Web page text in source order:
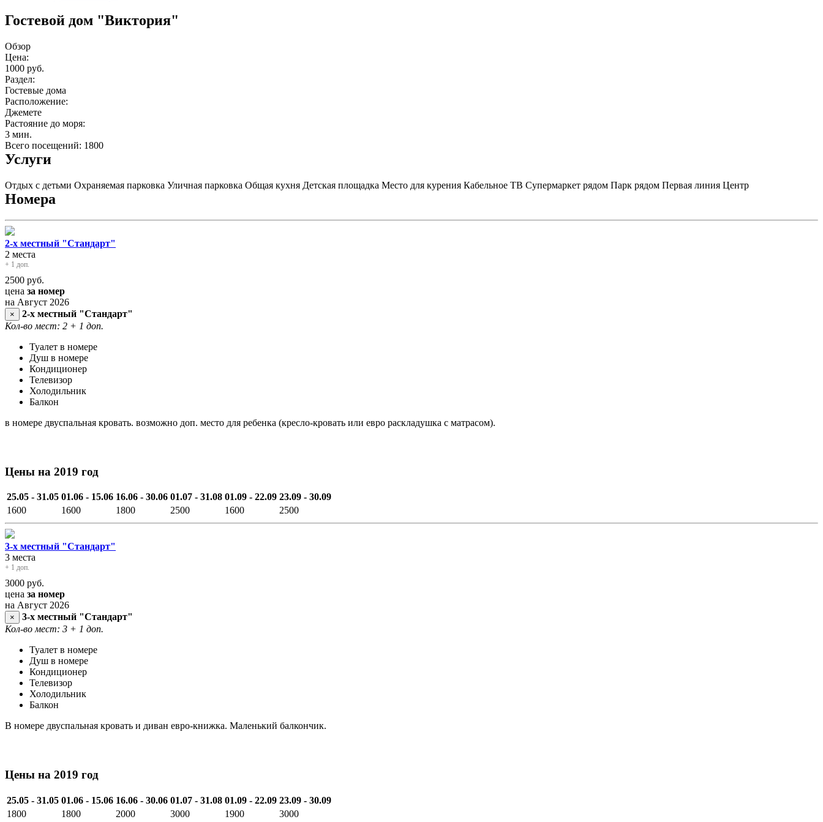
Гостевой дом "Виктория"
Обзор
Цена:
1000 руб.
Раздел:
Гостевые дома
Расположение:
Джемете
Растояние до моря:
3 мин.
Всего посещений: 1800
Услуги
Отдых с детьми Охраняемая парковка Уличная парковка Общая кухня Детская площадка Место для курения Кабельное ТВ Супермаркет рядом Парк рядом Первая линия Центр
Номера
2-х местный "Стандарт"
2 места
+ 1 доп.
2500 руб.
цена за номер
на Август 2026
×
2-х местный "Стандарт"
Кол-во мест: 2 + 1 доп.
Туалет в номере
Душ в номере
Кондиционер
Телевизор
Холодильник
Балкон
в номере двуспальная кровать. возможно доп. место для ребенка (кресло-кровать или евро раскладушка с матрасом).
Цены на 2019 год
25.05 - 31.05 01.06 - 15.06 16.06 - 30.06 01.07 - 31.08 01.09 - 22.09 23.09 - 30.09
1600
1600 1800 2500 1600 2500
3-х местный "Стандарт"
3 места
+ 1 доп.
3000 руб.
цена за номер
на Август 2026
×
3-х местный "Стандарт"
Кол-во мест: 3 + 1 доп.
Туалет в номере
Душ в номере
Кондиционер
Телевизор
Холодильник
Балкон
В номере двуспальная кровать и диван евро-книжка. Маленький балкончик.
Цены на 2019 год
25.05 - 31.05 01.06 - 15.06 16.06 - 30.06 01.07 - 31.08 01.09 - 22.09 23.09 - 30.09
1800
1800 2000 3000 1900 3000